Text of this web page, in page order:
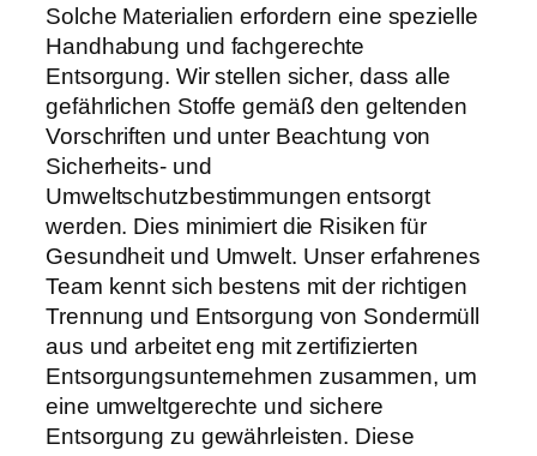
Solche Materialien erfordern eine spezielle
Handhabung und fachgerechte
Entsorgung. Wir stellen sicher, dass alle
gefährlichen Stoffe gemäß den geltenden
Vorschriften und unter Beachtung von
Sicherheits- und
Umweltschutzbestimmungen entsorgt
werden. Dies minimiert die Risiken für
Gesundheit und Umwelt. Unser erfahrenes
Team kennt sich bestens mit der richtigen
Trennung und Entsorgung von Sondermüll
aus und arbeitet eng mit zertifizierten
Entsorgungsunternehmen zusammen, um
eine umweltgerechte und sichere
Entsorgung zu gewährleisten. Diese